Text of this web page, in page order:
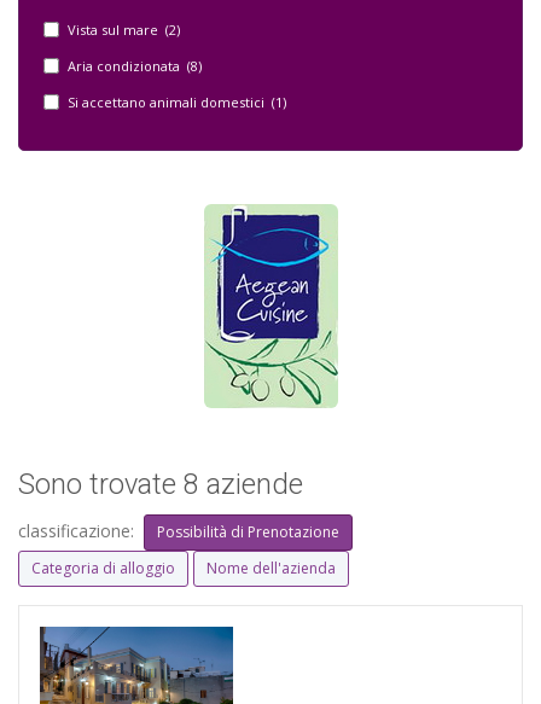
Vista sul mare (2)
Aria condizionata (8)
Si accettano animali domestici (1)
Sono trovate 8 aziende
classificazione:
Possibilità di Prenotazione
Categoria di alloggio
Nome dell'azienda